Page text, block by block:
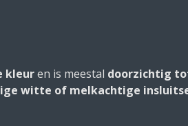
kleuren is meestal doorzichtig
witte of melkachtige